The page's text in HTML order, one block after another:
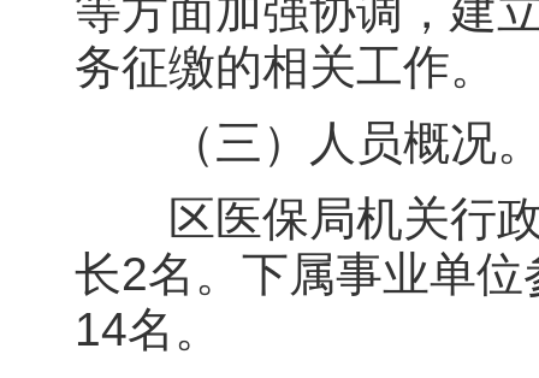
等方面加强协调，建
务征缴的相关工作。
（三）人员概况
区医保局机关行政
长2名。下属事业单
14名。